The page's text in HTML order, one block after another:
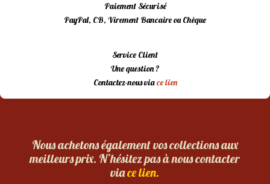
Paiement Sécurisé
PayPal, CB, Virement Bancaire ou Chèque
Service Client
Une question ?
Contactez-nous viace lien
Nous achetons également vos collections aux
meilleurs prix. N’hésitez pas à nous contacter
viace lien.